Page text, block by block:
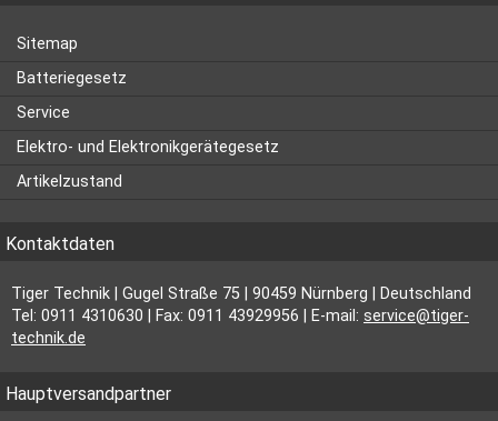
Sitemap
Batteriegesetz
Service
Elektro- und Elektronikgerätegesetz
Artikelzustand
Kontaktdaten
Tiger Technik | Gugel Straße 75 | 90459 Nürnberg | Deutschland
Tel: 0911 4310630 | Fax: 0911 43929956 | E-mail: service@tiger-
technik.de
Hauptversandpartner